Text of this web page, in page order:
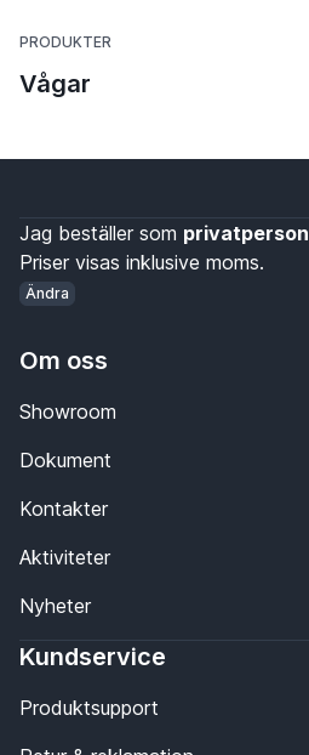
PRODUKTER
Vågar
Jag beställer som privatperson
Priser visas inklusive moms.
Ändra
Om oss
Showroom
Dokument
Kontakter
Aktiviteter
Nyheter
Kundservice
Produktsupport